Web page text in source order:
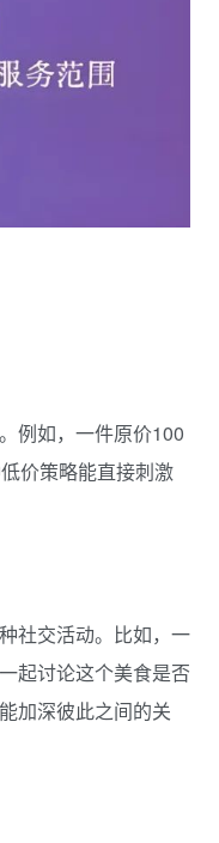
例如，一件原价100
价策略能直接刺激
社交活动。比如，一
起讨论这个美食是否
加深彼此之间的关